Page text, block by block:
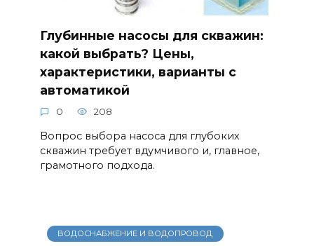
Глубинные насосы для скважин:
какой выбрать? Цены,
характеристики, варианты с
автоматикой
0 208
Вопрос выбора насоса для глубоких
скважин требует вдумчивого и, главное,
грамотного подхода.
ВОДОСНАБЖЕНИЕ И ВОДОПРОВОД